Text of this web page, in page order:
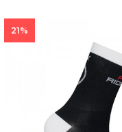
21%